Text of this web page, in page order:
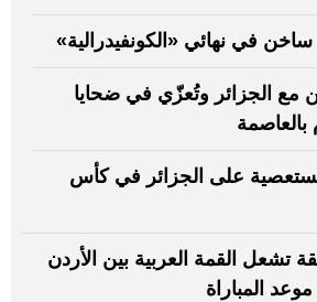
في نهائي «الكونفيدرالية»
مع الجزائر وتُعزّي في ضحايا
بالعاصمة
على الجزائر في كأس
تشعل القمة العربية بين الأردن
المباراة